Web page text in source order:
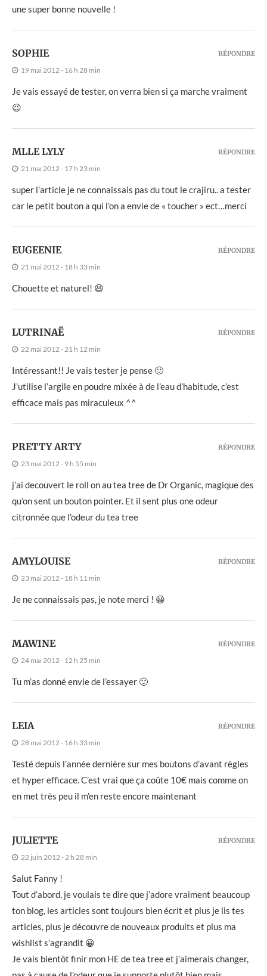
une super bonne nouvelle !
SOPHIE
19 mai 2012 - 16 h 28 min
Je vais essayé de tester, on verra bien si ça marche vraiment
😉
RÉPONDRE
MLLE LYLY
21 mai 2012 - 17 h 23 min
super l’article je ne connaissais pas du tout le crajiru.. a tester
car le petit bouton a qui l’on a envie de « toucher » ect…merci
RÉPONDRE
EUGEENIE
21 mai 2012 - 18 h 33 min
Chouette et naturel! 😆
RÉPONDRE
LUTRINAË
22 mai 2012 - 21 h 12 min
Intéressant!! Je vais tester je pense 🙂
J’utilise l’argile en poudre mixée à de l’eau d’habitude, c’est
efficace mais pas miraculeux ^^
RÉPONDRE
PRETTY ARTY
23 mai 2012 - 9 h 55 min
j’ai decouvert le roll on au tea tree de Dr Organic, magique des
qu’on sent un bouton pointer. Et il sent plus one odeur
citronnée que l’odeur du tea tree
RÉPONDRE
AMYLOUISE
23 mai 2012 - 18 h 11 min
Je ne connaissais pas, je note merci ! 😀
RÉPONDRE
MAWINE
24 mai 2012 - 12 h 25 min
Tu m’as donné envie de l’essayer 🙂
RÉPONDRE
LEIA
28 mai 2012 - 16 h 33 min
Testé depuis l’année dernière sur mes boutons d’avant règles
et hyper efficace. C’est vrai que ça coûte 10€ mais comme on
en met très peu il m’en reste encore maintenant
RÉPONDRE
JULIETTE
22 juin 2012 - 2 h 28 min
Salut Fanny !
Tout d’abord, je voulais te dire que j’adore vraiment beaucoup
ton blog, les articles sont toujours bien écrit et plus je lis tes
articles, plus je découvre de nouveaux produits et plus ma
wishlist s’agrandit 😀
Je vais bientôt finir mon HE de tea tree et j’aimerais changer,
RÉPONDRE